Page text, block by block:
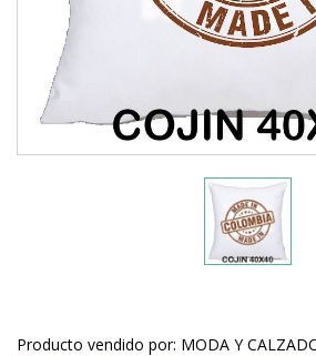
Producto vendido por: MODA Y